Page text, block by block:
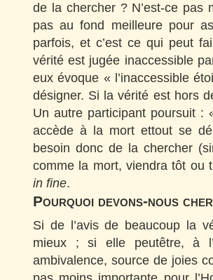
de la chercher ? N’est-ce pas
pas au fond meilleure pour
parfois, et c’est ce qui peut
vérité est jugée inaccessible
eux évoque « l’inaccessible
désigner. Si la vérité est hors
Un autre participant poursuit :
accède à la mort ettout se
besoin donc de la chercher
comme la mort, viendra tôt ou
in fine.
Pourquoi devons-nous
Si de l’avis de beaucoup la
mieux ; si elle peutêtre, à
ambivalence, source de joies